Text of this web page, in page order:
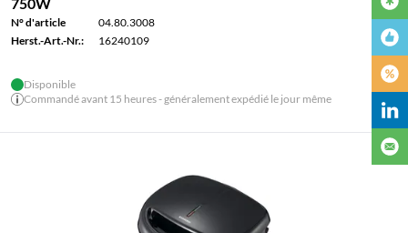
N° d'article
04.80.3008
Herst.-Art.-Nr.:
16240109
Disponible
Commandé avant 15 heures - généralement expédié le jour même